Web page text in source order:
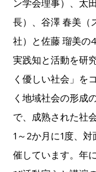
ン学会理事）、太
長）、谷澤 春美（
社）と佐藤 瑠美の
実践知と活動を研
く優しい社会」を
く地域社会の形成
で、成熟された社
1～2か月に1度、
催しています。年